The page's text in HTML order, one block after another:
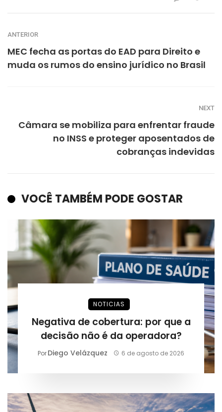
ANTERIOR
MEC fecha as portas do EAD para Direito e
muda os rumos do ensino jurídico no Brasil
NEXT
Câmara se mobiliza para enfrentar fraude
no INSS e proteger aposentados de
cobranças indevidas
VOCÊ TAMBÉM PODE GOSTAR
NOTICIAS
Negativa de cobertura: por que a
decisão não é da operadora?
PorDiego Velázquez 6 de agosto de 2026